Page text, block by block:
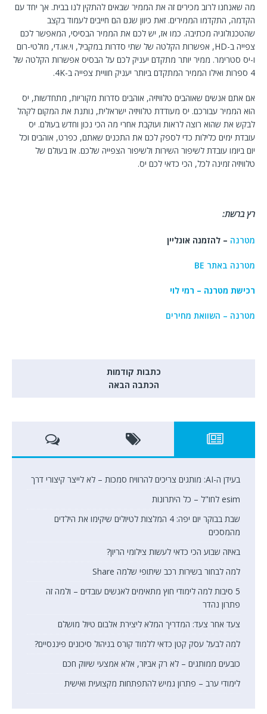
מה שאנחנו לרוב מכירים זה את הממיר שבאים להתקין לנו בבית. אך יחד עם
הקדמה, התקדמו הממירים. זאת כיוון שגם הם חייבים לעמוד בקצב
שהטכנולוגיה מכתיבה. כמו אז, יש לכם את הממיר הבסיסי, המאפשר לכם
צפייה ב-HD, אפשרות הקלטה של שתי סדרות במקביל, וי.או.די, מולטי-רום
ו-יס סטרימר. ממיר יותר מתקדם יעניק לכם על הבסיס אפשרות הקלטה של
4 ספרות ואילו הממיר המתקדם ביותר יעניק חוויית צפייה ב-4K.
אם אתם אנשים שאוהבים טלוויזיה, אוהבים סדרות מקוריות, מתחדשות, יס
הוא הממיר עבורכם. יס מעודדת טלוויזיה ישראלית, נותנת את המקום לקהל
לבקש את שהוא רוצה לראות ועוקבת אחרי מה הכי נכון וחדש בעולם. יס
עובדת ימים כלילות כדי לספק לכם את התכנים שאתם, כפרט, אוהבים וכל
יום ביומו עובדת לשיפור השירות ולשיפור הצפייה שלכם. אז בעולם של
טלוויזיה זמינה לכל, הכי כדאי לכם יס.
רץ ברשת:
מטרנה – להזמנה אונליין
מטרנה באתר BE
רכישת מטרנה – רמי לוי
מטרנה – השוואת מחירים
כתבות קודמות
הכתבה הבאה
בעידן ה-AI: מותגים צריכים להרוויח סמכות – לא לייצר קיצורי דרך
esim לחו"ל – כל היתרונות
שבת בבוקר יום יפה: 4 המלצות לטיולים שיקימו את הילדים
מהמסכים
באיזה שבוע הכי כדאי לעשות צילומי הריון?
למה לבחור בשירות רכב שיתופי שלמה Share
5 סיבות למה לימודי חוץ מתאימים לאנשים עובדים – ולמה זה
פתרון נהדר
צעד אחר צעד: המדריך המלא ליצירת אלבום טיול מושלם
למה לבעל עסק קטן כדאי ללמוד קורס בניהול סיכונים פיננסיים?
כובעים ממותגים – לא רק אביזר, אלא אמצעי שיווק חכם
לימודי ערב – פתרון גמיש להתפתחות מקצועית ואישית